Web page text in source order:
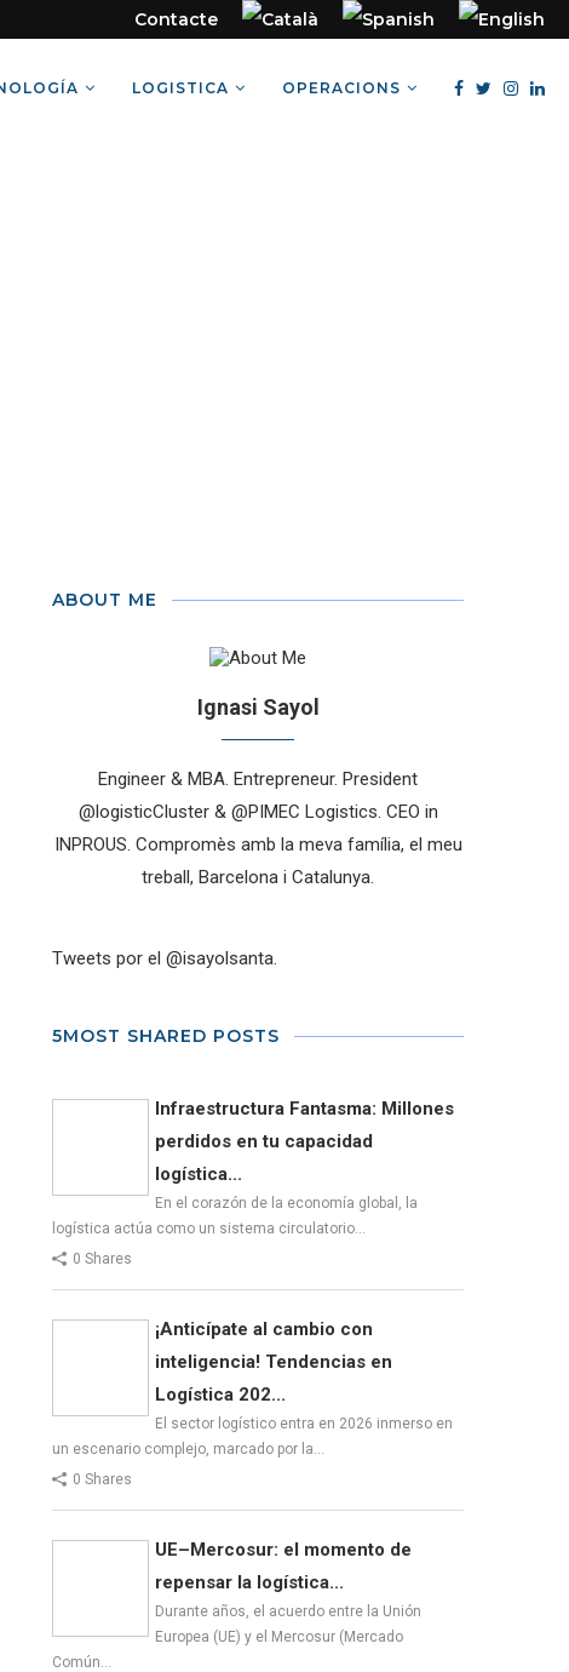
Contacte
LOGISTICA OPERACIONS
ABOUT ME
Ignasi Sayol
Engineer & MBA. Entrepreneur. President
@logisticCluster & @PIMEC Logistics. CEO in
INPROUS. Compromès amb la meva família, el meu
treball, Barcelona i Catalunya.
Tweets por el @isayolsanta.
5MOST SHARED POSTS
Infraestructura Fantasma: Millones
perdidos en tu capacidad
logística...
En el corazón de la economía global, la
logística actúa como un sistema circulatorio…
0 Shares
¡Anticípate al cambio con
inteligencia! Tendencias en
Logística 202...
El sector logístico entra en 2026 inmerso en
un escenario complejo, marcado por la…
0 Shares
UE–Mercosur: el momento de
repensar la logística...
Durante años, el acuerdo entre la Unión
Europea (UE) y el Mercosur (Mercado
Común…